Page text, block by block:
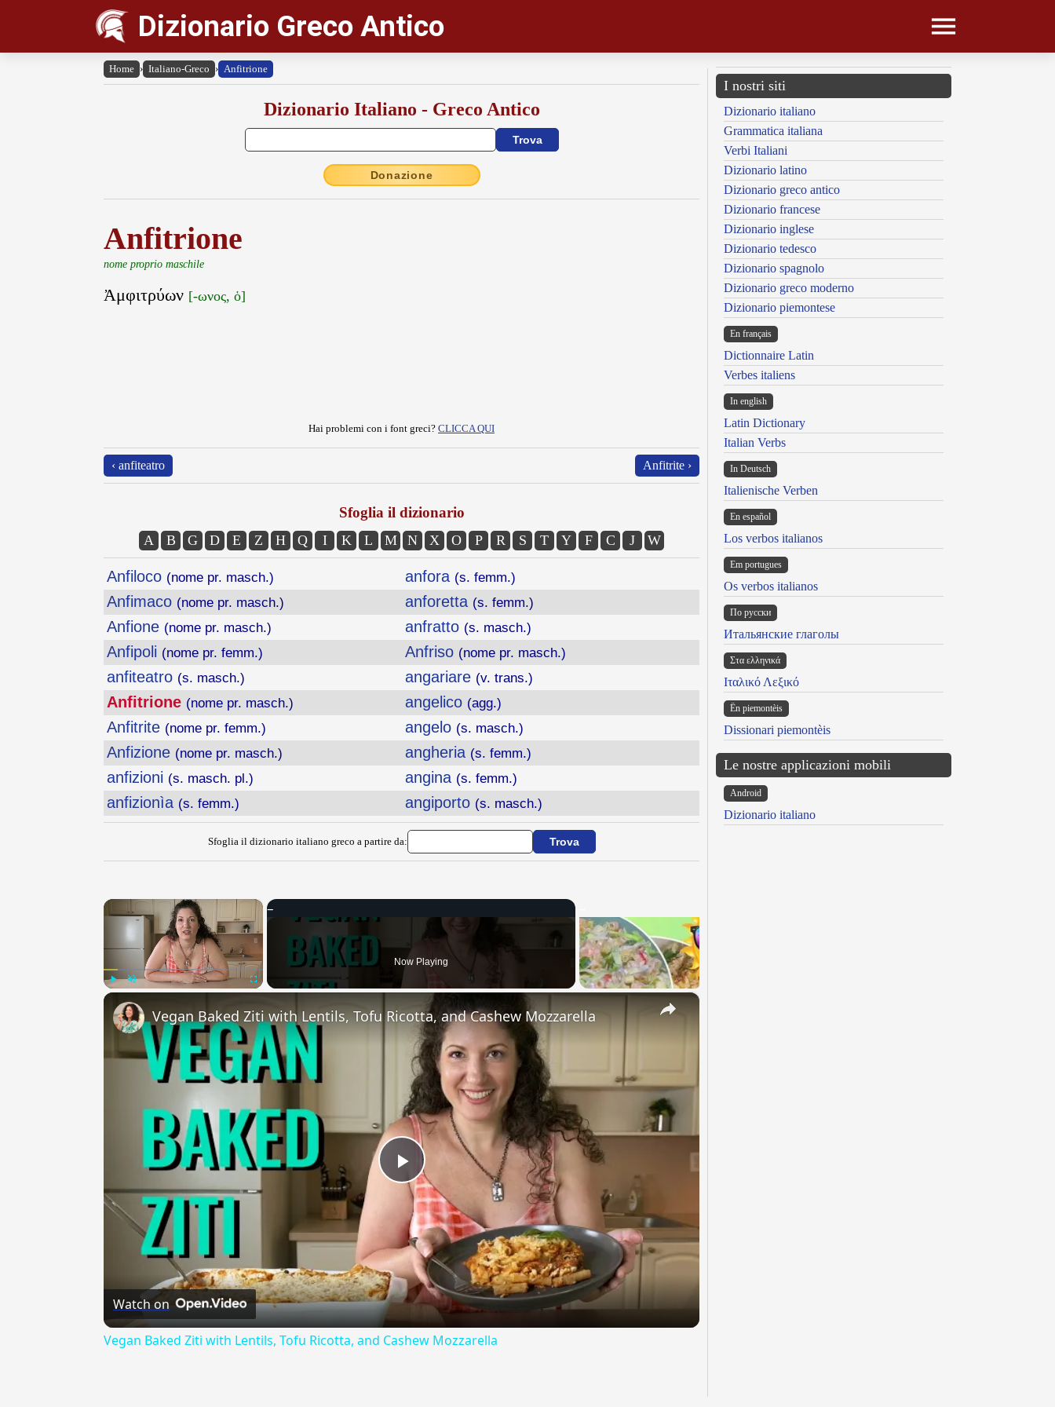
Dizionario Greco Antico
Home › Italiano-Greco › Anfitrione
Dizionario Italiano - Greco Antico
Donazione
Anfitrione
nome proprio maschile
Ἀμφιτρύων [-ωνος, ὁ]
Hai problemi con i font greci? CLICCA QUI
‹ anfiteatro Anfitrite ›
Sfoglia il dizionario
A B G D E Z H Q I K L M N X O P R S T Y F C J W
Anfiloco (nome pr. masch.)
Anfimaco (nome pr. masch.)
Anfione (nome pr. masch.)
Anfipoli (nome pr. femm.)
anfiteatro (s. masch.)
Anfitrione (nome pr. masch.)
Anfitrite (nome pr. femm.)
Anfizione (nome pr. masch.)
anfizioni (s. masch. pl.)
anfizionìa (s. femm.)
anfora (s. femm.)
anforetta (s. femm.)
anfratto (s. masch.)
Anfriso (nome pr. masch.)
angariare (v. trans.)
angelico (agg.)
angelo (s. masch.)
angheria (s. femm.)
angina (s. femm.)
angiporto (s. masch.)
Sfoglia il dizionario italiano greco a partire da:
×
Now Playing
×
Play
Video
Vegan Baked Ziti with Lentils, Tofu Ricotta, and Cashew Mozzarella
Watch on
Vegan Baked Ziti with Lentils, Tofu Ricotta, and Cashew Mozzarella
I nostri siti
Dizionario italiano
Grammatica italiana
Verbi Italiani
Dizionario latino
Dizionario greco antico
Dizionario francese
Dizionario inglese
Dizionario tedesco
Dizionario spagnolo
Dizionario greco moderno
Dizionario piemontese
En français
Dictionnaire Latin
Verbes italiens
In english
Latin Dictionary
Italian Verbs
In Deutsch
Italienische Verben
En español
Los verbos italianos
Em portugues
Os verbos italianos
По русски
Итальянские глаголы
Στα ελληνικά
Ιταλικό Λεξικό
Ën piemontèis
Dissionari piemontèis
Le nostre applicazioni mobili
Android
Dizionario italiano